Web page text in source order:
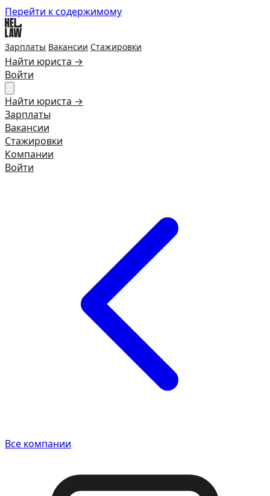
Перейти к содержимому
Зарплаты Вакансии Стажировки
Найти юриста →
Войти
Найти юриста →
Зарплаты
Вакансии
Стажировки
Компании
Войти
Все компании